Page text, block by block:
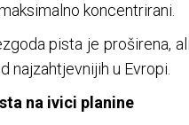
koncentrirani.
pista je proširena,
najzahtjevnijih u Evropi.
na ivici planine